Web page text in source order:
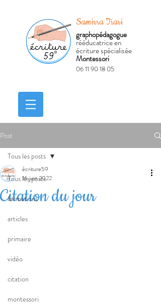
Samirra Trari
graphopédagogue
rééducatrice en
écriture spécialisée
Montessori
06 11 90 18 05
Post
Tous les posts
formations
articles
primaire
vidéo
citation
montessori
Tous les posts
Citation du jour
écriture59
16 juin 2022